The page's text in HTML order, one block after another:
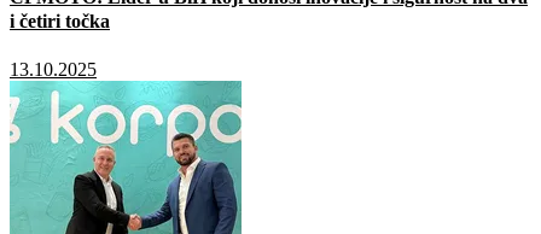
i četiri točka
13.10.2025